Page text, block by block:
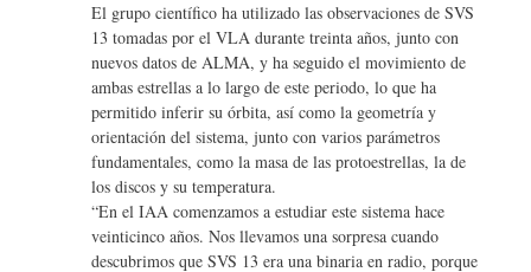
El grupo científico ha utilizado las observaciones de SVS
13 tomadas por el VLA durante treinta años, junto con
nuevos datos de ALMA, y ha seguido el movimiento de
ambas estrellas a lo largo de este periodo, lo que ha
permitido inferir su órbita, así como la geometría y
orientación del sistema, junto con varios parámetros
fundamentales, como la masa de las protoestrellas, la de
los discos y su temperatura.
“En el IAA comenzamos a estudiar este sistema hace
veinticinco años. Nos llevamos una sorpresa cuando
descubrimos que SVS 13 era una binaria en radio, porque